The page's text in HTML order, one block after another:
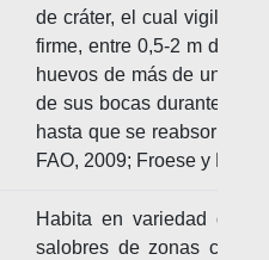
de cráter, el cual vigila y
firme, entre 0,5-2 m de
huevos de más de una
de sus bocas durante una
hasta que se reabsorbe el
FAO, 2009; Froese y
Habita en variedad de
salobres de zonas